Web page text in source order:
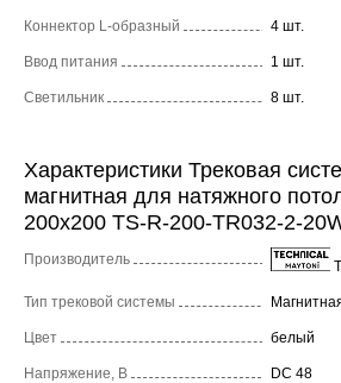
Коннектор L-образный 4 шт.
Ввод питания 1 шт.
Светильник 8 шт.
Характеристики Трековая
магнитная для натяжного
200x200 TS-R-200-TR032-2-
Производитель
Тип трековой системы
Цвет белый
Напряжение, В DC 48